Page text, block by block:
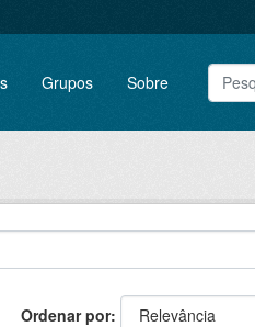
Grupos Sobre
Ordenar por